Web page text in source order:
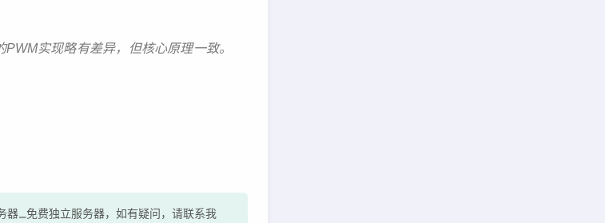
实现略有差异，但核心原理一致。
_免费独立服务器，如有疑问，请联系我